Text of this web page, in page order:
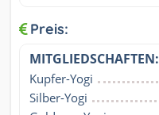
Preis:
MITGLIEDSCHAFTEN:
Kupfer-Yogi
Silber-Yogi